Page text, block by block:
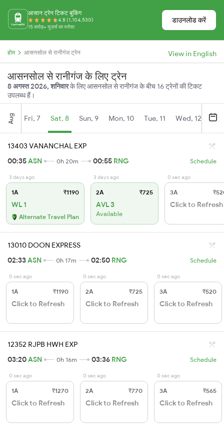
आसान ट्रेन टिकट बुकिंग
4.8 (1,104,530)
15 करोड़+ यूज़र्स का भरोसा
डाउनलोड करें
होम आसनसोल से रानीगंज ट्रेन View in English
आसनसोल से रानीगंज के लिए ट्रेन
8 अगस्त 2026, शनिवारके लिए आसनसोल से रानीगंज के बीच 16 ट्रेनों की टिकट
उपलब्ध हैं।
Aug Fri, 7 Sat, 8 Sun, 9 Mon, 10 Tue, 11 Wed, 12
13403 VANANCHAL EXP
00:35ASN 0h 20m 00:55 RNG Schedule
3 days ago
1A ₹1190
WL 1
Alternate Travel Plan
3 days ago
2A ₹725
AVL 3
Available
0 sec ago
3A
Click to Refresh
13010 DOON EXPRESS
02:33ASN 0h 17m 02:50 RNG Schedule
0 sec ago
1A ₹1190
Click to Refresh
0 sec ago
2A ₹725
Click to Refresh
0 sec ago
3A ₹520
Click to Refresh
12352 RJPB HWH EXP
03:20ASN 0h 16m 03:36 RNG Schedule
0 sec ago
1A ₹1270
Click to Refresh
0 sec ago
2A ₹770
Click to Refresh
0 sec ago
3A ₹565
Click to Refresh